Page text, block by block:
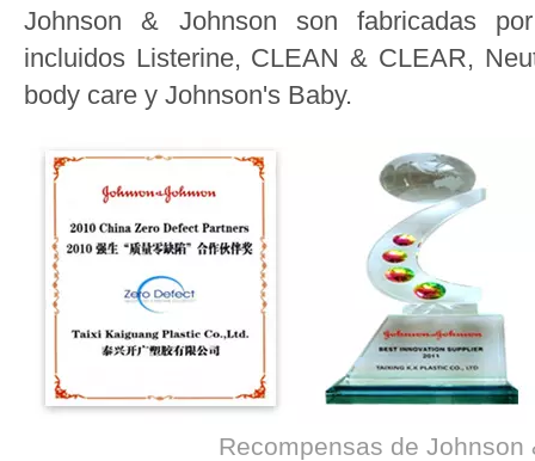
Johnson & Johnson son fabricadas
incluidos Listerine, CLEAN & CLEAR,
body care y Johnson's Baby.
Recompensas de Johnson